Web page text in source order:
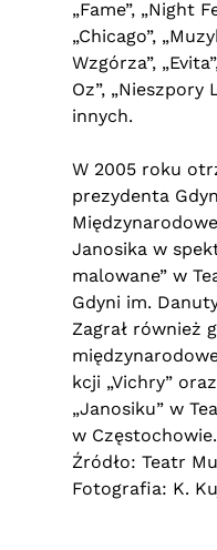
„Fame”, „Night
„Chicago”,
Wzgórza”,
Oz”, „Nieszpory
innych.
W 2005 roku
prezydenta
Janosika w
malowane” w
Gdyni im.
Zagrał również
kcji „Vichry”
„Janosiku” w
w Częstochowie.
Źródło: Teatr
Fotografia: K.